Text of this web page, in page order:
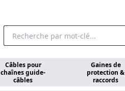
Câbles pour
chaînes guide-
câbles
Gaines de
protection &
raccords